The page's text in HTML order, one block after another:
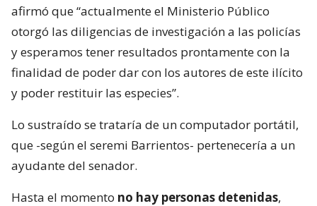
afirmó que “actualmente el Ministerio Público
otorgó las diligencias de investigación a las policías
y esperamos tener resultados prontamente con la
finalidad de poder dar con los autores de este ilícito
y poder restituir las especies”.
Lo sustraído se trataría de un computador portátil,
que -según el seremi Barrientos- pertenecería a un
ayudante del senador.
Hasta el momento no hay personas detenidas,